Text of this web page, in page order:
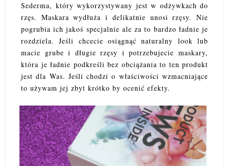
Sederma, który wykorzystywany jest w odżywkach do
rzęs. Maskara wydłuża i delikatnie unosi rzęsy. Nie
pogrubia ich jakoś specjalnie ale za to bardzo ładnie je
rozdziela. Jeśli chcecie osiągnąć naturalny look lub
macie grube i długie rzęsy i potrzebujecie maskary,
która je ładnie podkreśli bez obciążania to ten produkt
jest dla Was. Jeśli chodzi o właściwości wzmacniające
to używam jej zbyt krótko by ocenić efekty.